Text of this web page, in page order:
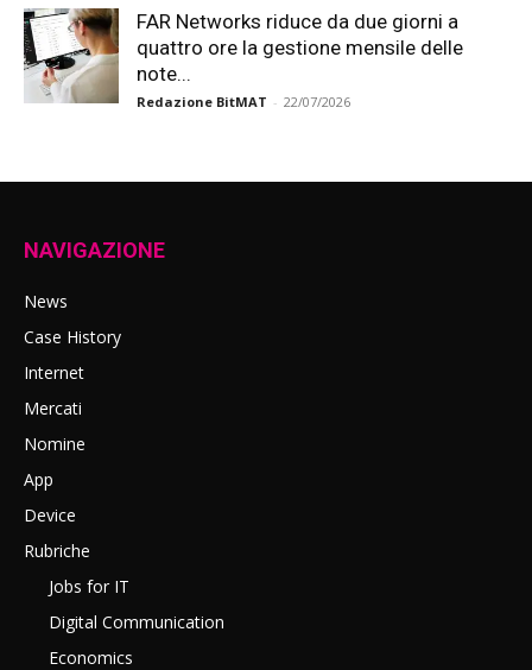
FAR Networks riduce da due giorni a
quattro ore la gestione mensile delle
note...
Redazione BitMAT - 22/07/2026
NAVIGAZIONE
News
Case History
Internet
Mercati
Nomine
App
Device
Rubriche
Jobs for IT
Digital Communication
Economics